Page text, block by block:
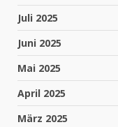
Juli 2025
Juni 2025
Mai 2025
April 2025
März 2025